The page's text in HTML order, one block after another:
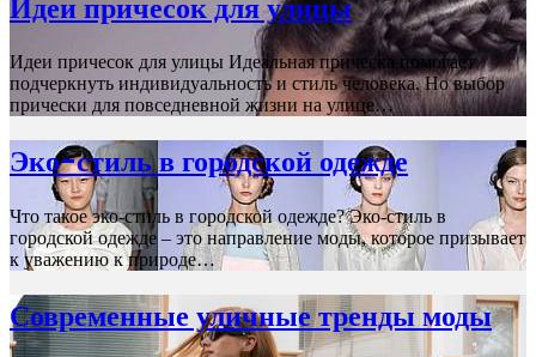
Идеи причесок для улицы Идеальная прическа помогает
подчеркнуть индивидуальность и стиль человека. Но выбор
прически для повседневной жизни на улице…
Эко-стиль в городской одежде
Что такое эко-стиль в городской одежде? Эко-стиль в
городской одежде – это направление моды, которое призывает
к уважению к природе…
Современные уличные тренды моды